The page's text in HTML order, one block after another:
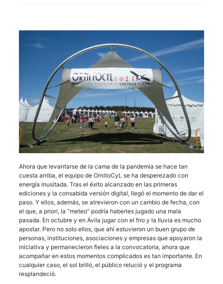
Ahora que levantarse de la cama de la pandemia se hace tan
cuesta arriba, el equipo de OrnitoCyL se ha desperezado con
energía inusitada. Tras el éxito alcanzado en las primeras
ediciones y la consabida versión digital, llegó el momento de dar el
paso. Y ellos, además, se atrevieron con un cambio de fecha, con
el que, a priori, la “meteo” podría haberles jugado una mala
pasada. En octubre y en Ávila jugar con el frio y la lluvia es mucho
apostar. Pero no solo ellos, que ahí estuvieron un buen grupo de
personas, instituciones, asociaciones y empresas que apoyaron la
iniciativa y permanecieron fieles a la convocatoria, ahora que
acompañar en estos momentos complicados es tan importante. En
cualquier caso, el sol brilló, el público relució y el programa
resplandeció.